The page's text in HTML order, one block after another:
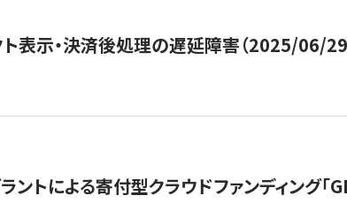
ト表示・決済後処理の遅延障害（2025/06/29
ントによる寄付型クラウドファンディング